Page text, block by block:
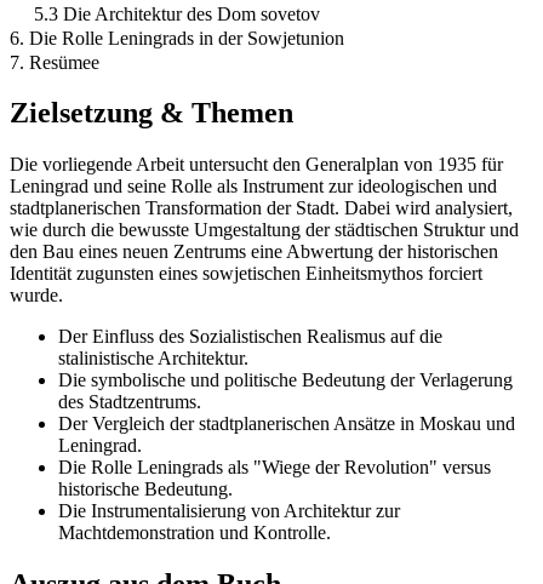
5.3 Die Architektur des Dom sovetov
6. Die Rolle Leningrads in der Sowjetunion
7. Resümee
Zielsetzung & Themen
Die vorliegende Arbeit untersucht den Generalplan von 1935 für
Leningrad und seine Rolle als Instrument zur ideologischen und
stadtplanerischen Transformation der Stadt. Dabei wird analysiert,
wie durch die bewusste Umgestaltung der städtischen Struktur und
den Bau eines neuen Zentrums eine Abwertung der historischen
Identität zugunsten eines sowjetischen Einheitsmythos forciert
wurde.
Der Einfluss des Sozialistischen Realismus auf die
stalinistische Architektur.
Die symbolische und politische Bedeutung der Verlagerung
des Stadtzentrums.
Der Vergleich der stadtplanerischen Ansätze in Moskau und
Leningrad.
Die Rolle Leningrads als "Wiege der Revolution" versus
historische Bedeutung.
Die Instrumentalisierung von Architektur zur
Machtdemonstration und Kontrolle.